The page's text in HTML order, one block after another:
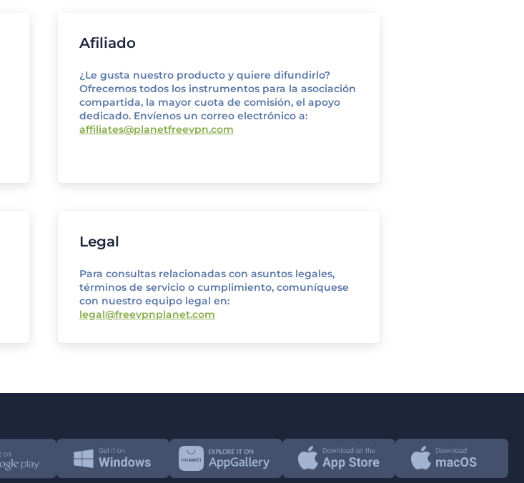
Afiliado
¿Le gusta nuestro producto y quiere difundirlo?
Ofrecemos todos los instrumentos para la asociación
compartida, la mayor cuota de comisión, el apoyo
dedicado. Envíenos un correo electrónico a:
affiliates@planetfreevpn.com
Legal
Para consultas relacionadas con asuntos legales,
términos de servicio o cumplimiento, comuníquese
con nuestro equipo legal en:
legal@freevpnplanet.com